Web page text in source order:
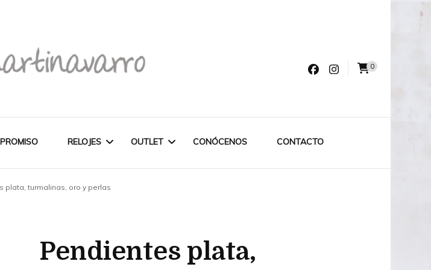
Martinavarro
0
RELOJES
CASIO
OUTLET CONÓCENOS CONTACTO
plata, turmalinas, oro y perlas
Pendientes plata,